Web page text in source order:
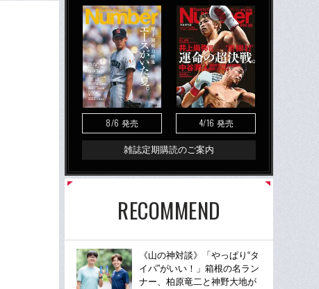
8/6 発売 4/16 発売
雑誌定期購読のご案内
RECOMMEND
《山の神対談》「やっぱり“タ
イパ”がいい！」箱根の名ラン
ナー、柏原竜二と神野大地が